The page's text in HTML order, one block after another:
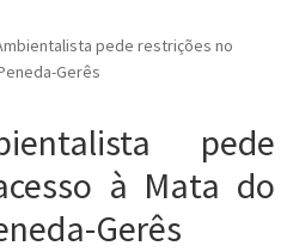
pede restrições no
Gerês
pede
à Mata do
Gerês